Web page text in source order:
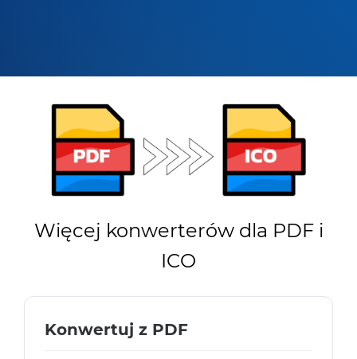
Więcej konwerterów dla PDF i
ICO
Konwertuj z PDF